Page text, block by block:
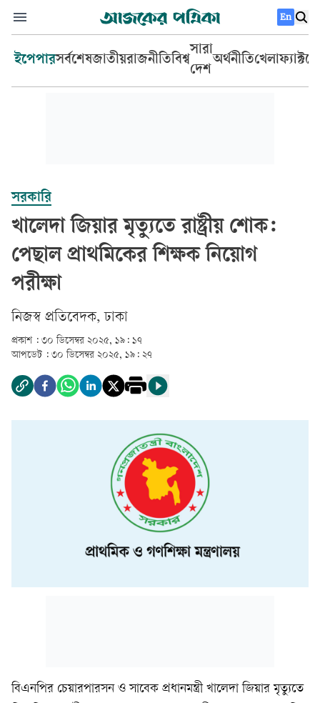
En
ইপেপারসর্বশেষজাতীয়রাজনীতিবিশ্ব
সারা
দেশ
অর্থনীতিখেলা
সরকারি
খালেদা জিয়ার মৃত্যুতে রাষ্ট্রীয় শোক:
পেছাল প্রাথমিকের শিক্ষক নিয়োগ
পরীক্ষা
‎নিজস্ব প্রতিবেদক, ঢাকা‎
প্রকাশ : ৩০ ডিসেম্বর ২০২৫, ১৯: ১৭
আপডেট : ৩০ ডিসেম্বর ২০২৫, ১৯: ২৭
বিএনপির চেয়ারপারসন ও সাবেক প্রধানমন্ত্রী খালেদা জিয়ার মৃত্যুতে